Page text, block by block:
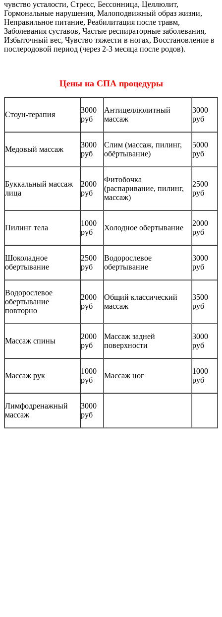
чувство усталости, Стресс, Бессонница, Целлюлит,
Гормональные нарушения, Малоподвижный образ жизни,
Неправильное питание, Реабилитация после травм,
Заболевания суставов, Частые респираторные заболевания,
Избыточный вес, Чувство тяжести в ногах, Восстановление в
послеродовой период (через 2-3 месяца после родов).
Цены на СПА процедуры
Стоун-терапия
3000
руб
Антицеллюлитный
массаж
3000
руб
Медовый массаж
3000
руб
Слим (массаж, пилинг,
обёртывание)
5000
руб
Буккальный массаж
лица
2000
руб
Фитобочка
(распаривание, пилинг,
массаж)
2500
руб
Пилинг тела
1000
руб
Холодное обертывание
2000
руб
Шоколадное
обертывание
2500
руб
Водорослевое
обертывание
3000
руб
Водорослевое
обертывание
повторно
2000
руб
Общий классический
массаж
3500
руб
Массаж спины
2000
руб
Массаж задней
поверхности
3000
руб
Массаж рук
1000
руб
Массаж ног
1000
руб
Лимфодренажный
массаж
3000
руб